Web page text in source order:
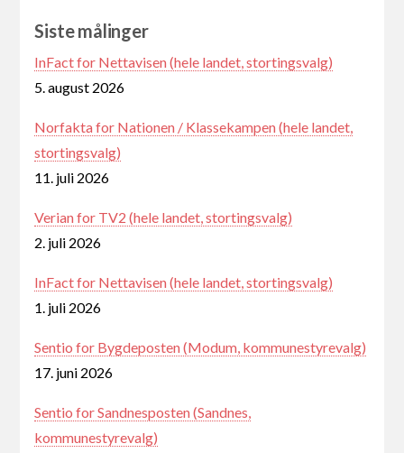
Siste målinger
InFact for Nettavisen (hele landet, stortingsvalg)
5. august 2026
Norfakta for Nationen / Klassekampen (hele landet,
stortingsvalg)
11. juli 2026
Verian for TV2 (hele landet, stortingsvalg)
2. juli 2026
InFact for Nettavisen (hele landet, stortingsvalg)
1. juli 2026
Sentio for Bygdeposten (Modum, kommunestyrevalg)
17. juni 2026
Sentio for Sandnesposten (Sandnes,
kommunestyrevalg)